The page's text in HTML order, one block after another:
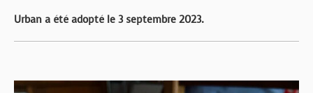
Urban a été adopté le 3 septembre 2023.